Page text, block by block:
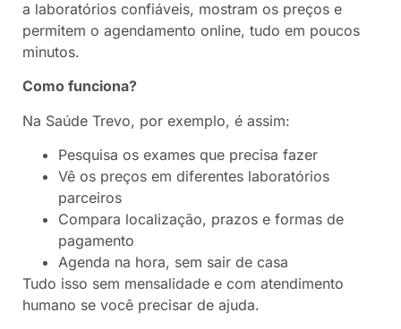
a laboratórios confiáveis, mostram os preços e
permitem o agendamento online, tudo em poucos
minutos.
Como funciona?
Na Saúde Trevo, por exemplo, é assim:
Pesquisa os exames que precisa fazer
Vê os preços em diferentes laboratórios
parceiros
Compara localização, prazos e formas de
pagamento
Agenda na hora, sem sair de casa
Tudo isso sem mensalidade e com atendimento
humano se você precisar de ajuda.